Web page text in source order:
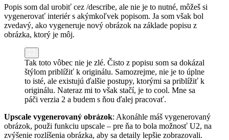
Popis som dal urobiť cez /describe, ale nie je to nutné, môžeš si
vygenerovať interiér s akýmkoľvek popisom. Ja som však bol
zvedavý, ako vygeneruje nový obrázok na základe popisu z
obrázka, ktorý je môj.
Tak toto vôbec nie je zlé. Čisto z popisu som sa dokázal
štýlom priblížiť k originálu. Samozrejme, nie je to úplne
to isté, ale existujú ďalšie postupy, ktorými sa priblížiť k
originálu. Nateraz mi to však stačí, je to cool. Mne sa
páči verzia 2 a budem s ňou ďalej pracovať.
Upscale vygenerovaný obrázok: Akonáhle máš vygenerovaný
obrázok, použi funkciu upscale – pre ňa to bola možnosť U2, na
zvýšenie rozlíšenia obrázka, aby sa detaily lepšie zobrazovali.